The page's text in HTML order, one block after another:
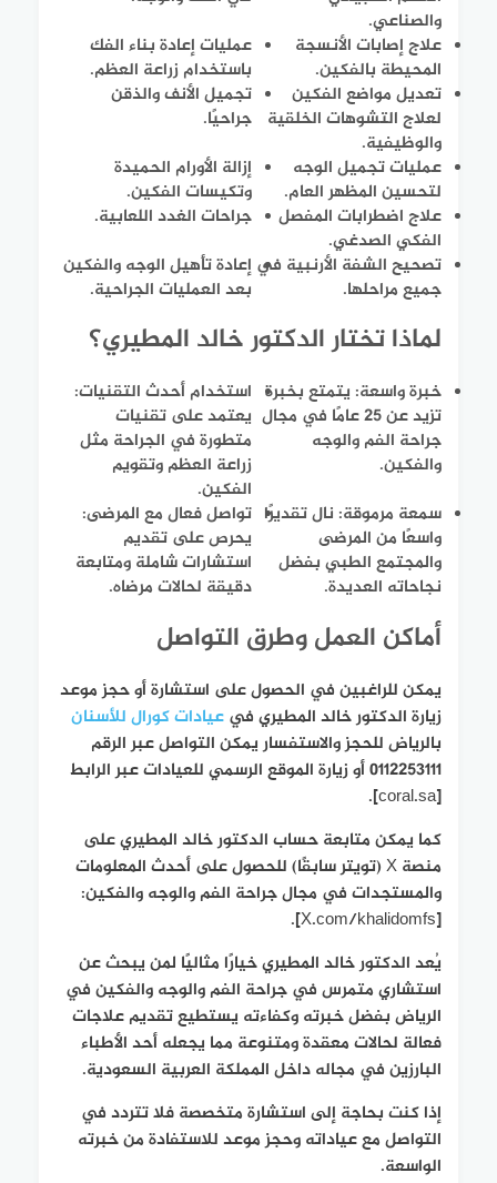
والصناعي.
علاج إصابات الأنسجة
المحيطة بالفكين.
عمليات إعادة بناء الفك
باستخدام زراعة العظم.
تعديل مواضع الفكين
لعلاج التشوهات الخلقية
والوظيفية.
تجميل الأنف والذقن
جراحيًا.
عمليات تجميل الوجه
لتحسين المظهر العام.
إزالة الأورام الحميدة
وتكيسات الفكين.
علاج اضطرابات المفصل
الفكي الصدغي.
جراحات الغدد اللعابية.
تصحيح الشفة الأرنبية في
جميع مراحلها.
إعادة تأهيل الوجه والفكين
بعد العمليات الجراحية.
لماذا تختار الدكتور خالد المطيري؟
خبرة واسعة: يتمتع بخبرة
تزيد عن 25 عامًا في مجال
جراحة الفم والوجه
والفكين.
استخدام أحدث التقنيات:
يعتمد على تقنيات
متطورة في الجراحة مثل
زراعة العظم وتقويم
الفكين.
سمعة مرموقة: نال تقديرًا
واسعًا من المرضى
والمجتمع الطبي بفضل
نجاحاته العديدة.
تواصل فعال مع المرضى:
يحرص على تقديم
استشارات شاملة ومتابعة
دقيقة لحالات مرضاه.
أماكن العمل وطرق التواصل
يمكن للراغبين في الحصول على استشارة أو حجز موعد
زيارة الدكتور خالد المطيري فيعيادات كورال للأسنان
بالرياض للحجز والاستفسار يمكن التواصل عبر الرقم
0112253111 أو زيارة الموقع الرسمي للعيادات عبر الرابط
[coral.sa].
كما يمكن متابعة حساب الدكتور خالد المطيري على
منصة X (تويتر سابقًا) للحصول على أحدث المعلومات
والمستجدات في مجال جراحة الفم والوجه والفكين:
[X.com/khalidomfs].
يُعد الدكتور خالد المطيري خيارًا مثاليًا لمن يبحث عن
استشاري متمرس في جراحة الفم والوجه والفكين في
الرياض بفضل خبرته وكفاءته يستطيع تقديم علاجات
فعالة لحالات معقدة ومتنوعة مما يجعله أحد الأطباء
البارزين في مجاله داخل المملكة العربية السعودية.
إذا كنت بحاجة إلى استشارة متخصصة فلا تتردد في
التواصل مع عياداته وحجز موعد للاستفادة من خبرته
الواسعة.